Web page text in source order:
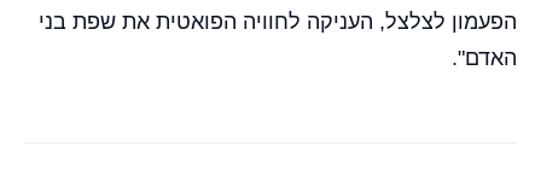
הפעמון לצלצל, העניקה לחוויה הפואטית את שפת בני
האדם".